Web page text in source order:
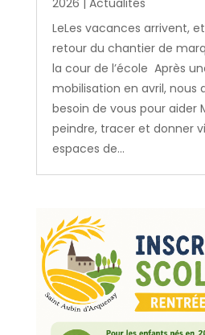
LeLes vacances arrivent,
retour du chantier de
la cour de l’école Après
mobilisation en avril, nous
besoin de vous pour aider
peindre, tracer et donner
espaces de...